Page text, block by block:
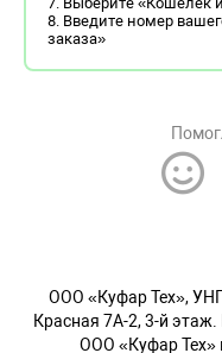
8. Введите номер
заказа»
OOO «Куфар Тех»,
Красная 7А-2, 3-й
ООО «Куфар Тех»